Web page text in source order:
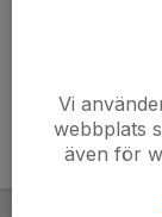
Vi
webbplats
även för